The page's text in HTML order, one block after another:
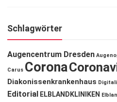
Schlagwörter
Augencentrum Dresden
Carus Corona
Diakonissenkrankenhaus
Editorial ELBLANDKLINIKEN